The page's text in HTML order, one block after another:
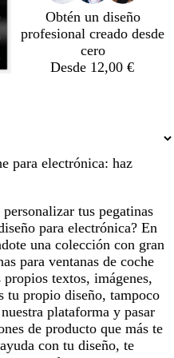
Obtén un diseño
profesional creado desde
cero
Desde 12,00 €
para electrónica: haz
tus pegatinas
para electrónica? En
una colección con gran
para ventanas de coche
textos, imágenes,
tu propio diseño, tampoco
plataforma y pasar
de producto que más te
con tu diseño, te